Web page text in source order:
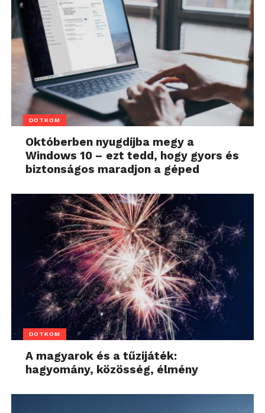
DOTKOM
Októberben nyugdíjba megy a
Windows 10 – ezt tedd, hogy gyors és
biztonságos maradjon a géped
DOTKOM
A magyarok és a tűzijáték:
hagyomány, közösség, élmény